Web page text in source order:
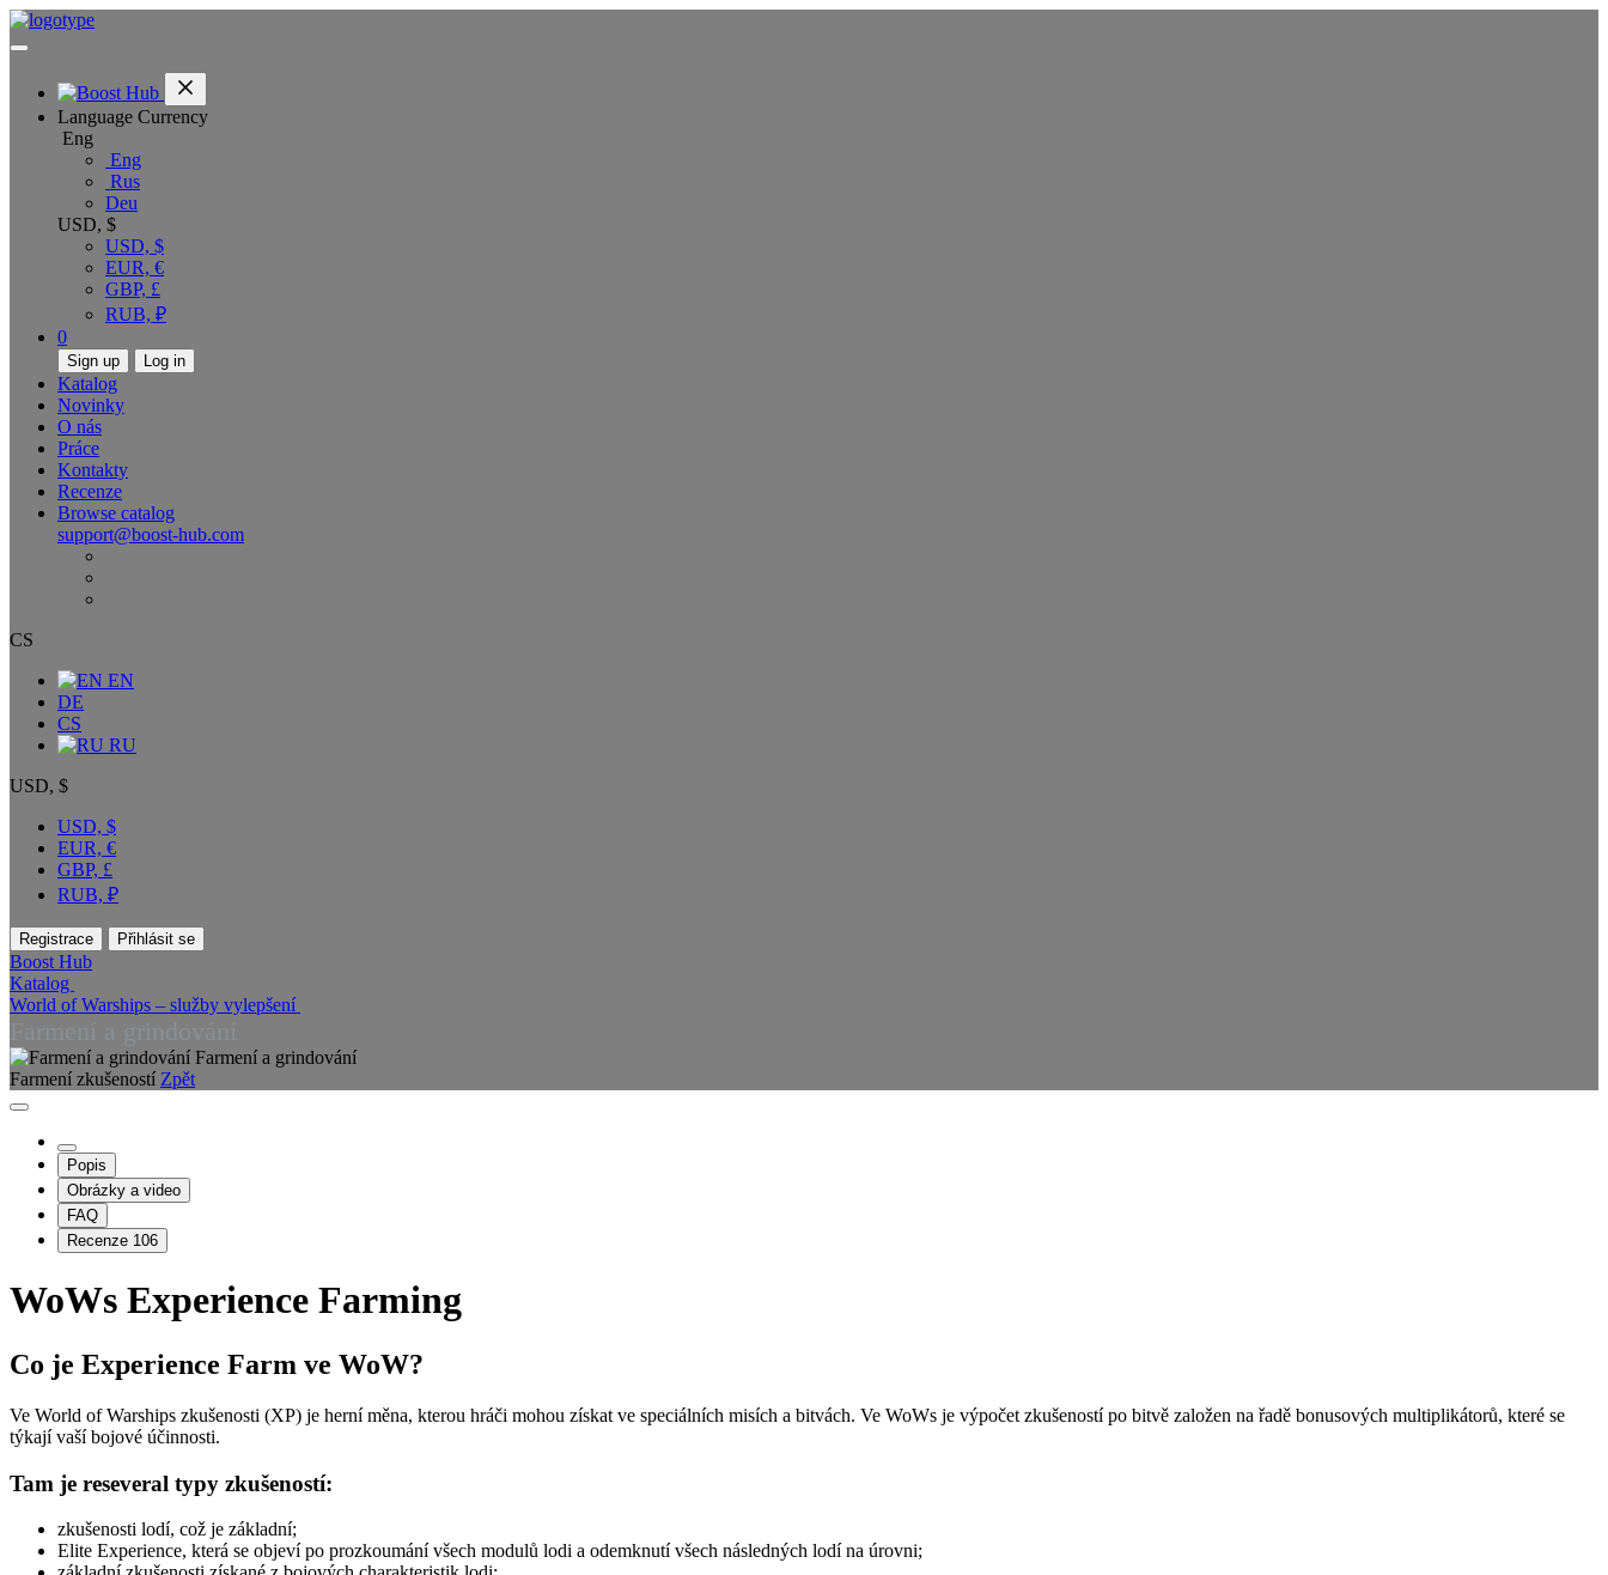
Language Currency
Eng
Eng
Rus
Deu
USD, $
USD, $
EUR, €
GBP, £
RUB, ₽
0
Sign up Log in
Katalog
Novinky
O nás
Práce
Kontakty
Recenze
Browse catalog
support@boost-hub.com
CS
EN
DE
CS
RU
USD, $
USD, $
EUR, €
GBP, £
RUB, ₽
Registrace Přihlásit se
Boost Hub
Katalog
World of Warships – služby vylepšení
Farmení a grindování
Farmení zkušeností Zpět
Popis
Obrázky a video
FAQ
Recenze 106
WoWs Experience Farming
Co je Experience Farm ve WoW?
Ve World of Warships zkušenosti (XP) je herní měna, kterou hráči mohou získat ve speciálních misích a bitvách. Ve WoWs je výpočet zkušeností po bitvě založen na řadě bonusových multiplikátorů, které se
týkají vaší bojové účinnosti.
Tam je reseveral typy zkušeností:
zkušenosti lodí, což je základní;
Elite Experience, která se objeví po prozkoumání všech modulů lodi a odemknutí všech následných lodí na úrovni;